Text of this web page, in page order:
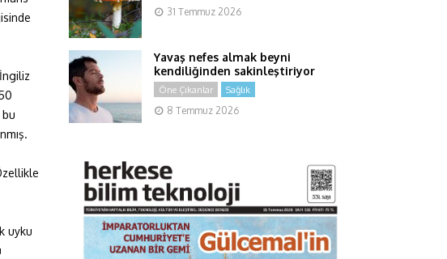
uyku
31 Temmuz 2026
Yavaş nefes almak beyni
kendiliğinden sakinleştiriyor
Öne Çıkanlar Sağlık
8 Temmuz 2026